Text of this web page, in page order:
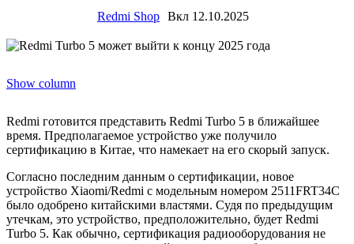
Redmi Shop Вкл 12.10.2025
Show column
Redmi готовится представить Redmi Turbo 5 в ближайшее
время. Предполагаемое устройство уже получило
сертификацию в Китае, что намекает на его скорый запуск.
Согласно последним данным о сертификации, новое
устройство Xiaomi/Redmi с модельным номером 2511FRT34C
было одобрено китайскими властями. Судя по предыдущим
утечкам, это устройство, предположительно, будет Redmi
Turbo 5. Как обычно, сертификация радиооборудования не